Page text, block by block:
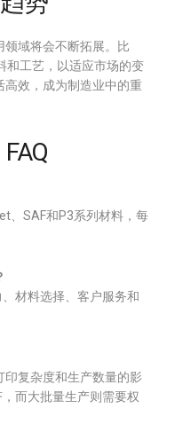
领域将会不断拓展。比
和工艺，以适应市场的变
高效，成为制造业中的重
、SAF和P3系列材料，每
材料选择、客户服务和
印复杂度和生产数量的影
而大批量生产则需要权